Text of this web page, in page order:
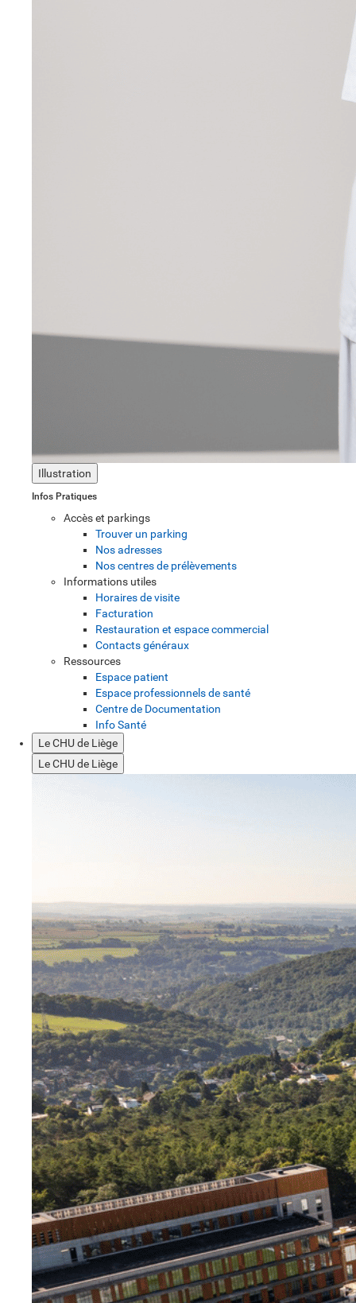
Illustration
Infos Pratiques
Accès et parkings
Trouver un parking
Nos adresses
Nos centres de prélèvements
Informations utiles
Horaires de visite
Facturation
Restauration et espace commercial
Contacts généraux
Ressources
Espace patient
Espace professionnels de santé
Centre de Documentation
Info Santé
Le CHU de Liège
Le CHU de Liège